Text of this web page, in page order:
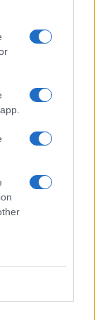
Actualidad,
del material
de terceros.
porAdHub
reservados.
-